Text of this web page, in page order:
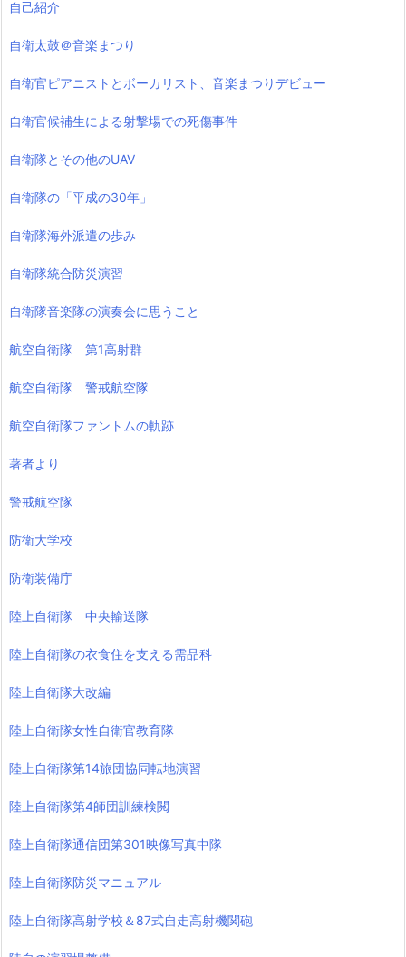
自己紹介
自衛太鼓＠音楽まつり
自衛官ピアニストとボーカリスト、音楽まつりデビュー
自衛官候補生による射撃場での死傷事件
自衛隊とその他のUAV
自衛隊の「平成の30年」
自衛隊海外派遣の歩み
自衛隊統合防災演習
自衛隊音楽隊の演奏会に思うこと
航空自衛隊 第1高射群
航空自衛隊 警戒航空隊
航空自衛隊ファントムの軌跡
著者より
警戒航空隊
防衛大学校
防衛装備庁
陸上自衛隊 中央輸送隊
陸上自衛隊の衣食住を支える需品科
陸上自衛隊大改編
陸上自衛隊女性自衛官教育隊
陸上自衛隊第14旅団協同転地演習
陸上自衛隊第4師団訓練検閲
陸上自衛隊通信団第301映像写真中隊
陸上自衛隊防災マニュアル
陸上自衛隊高射学校＆87式自走高射機関砲